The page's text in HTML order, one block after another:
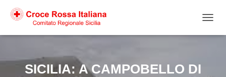
SICILIA: A CAMPOBELLO DI